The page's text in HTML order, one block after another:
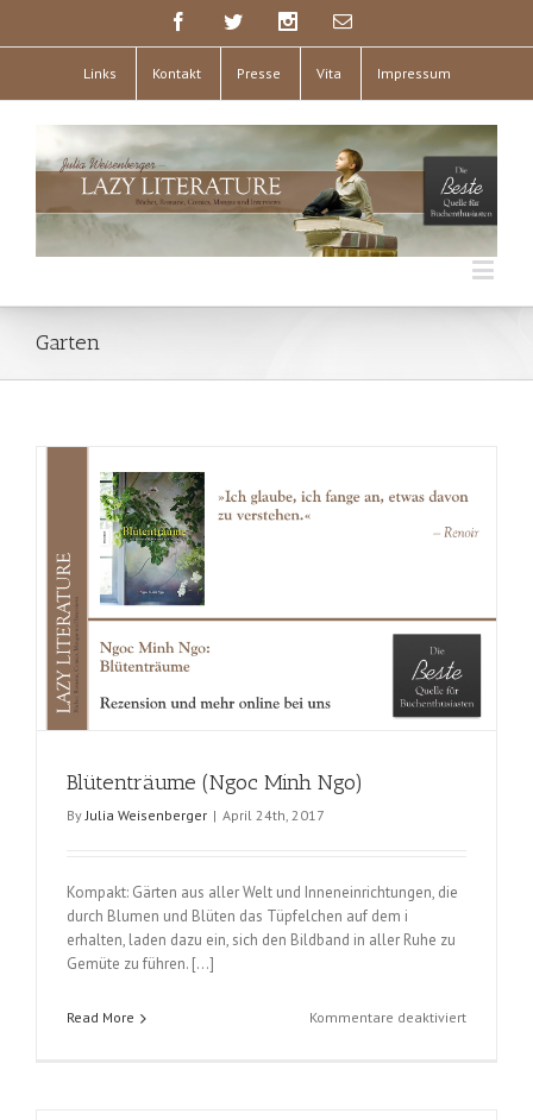
Links Kontakt Presse Vita Impressum
Garten
Blütenträume (Ngoc Minh Ngo)
By Julia Weisenberger | April 24th, 2017
Kompakt: Gärten aus aller Welt und Inneneinrichtungen, die
durch Blumen und Blüten das Tüpfelchen auf dem i
erhalten, laden dazu ein, sich den Bildband in aller Ruhe zu
Gemüte zu führen. […]
Read More Kommentare deaktiviertfür